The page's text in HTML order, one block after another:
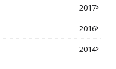
2017
2016
2014